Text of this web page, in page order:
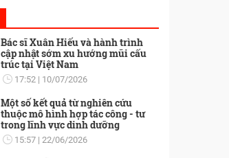
Bác sĩ Xuân Hiếu và hành trình
cập nhật sớm xu hướng mũi cấu
trúc tại Việt Nam
17:52 10/07/2026
Một số kết quả từ nghiên cứu
thuộc mô hình hợp tác công - tư
trong lĩnh vực dinh dưỡng
15:57 22/06/2026